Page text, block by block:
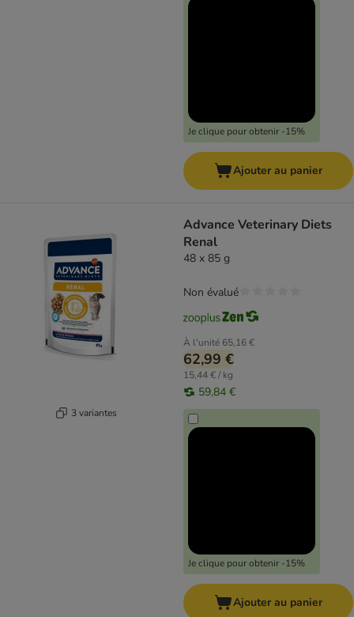
Je clique pour obtenir -15%
Ajouter au panier
3 variantes
Advance Veterinary Diets
Renal
48 x 85 g
À l'unité 65,16 €
62,99 €
15,44 € / kg
59,84 €
Je clique pour obtenir -15%
Non évalué
Ajouter au panier